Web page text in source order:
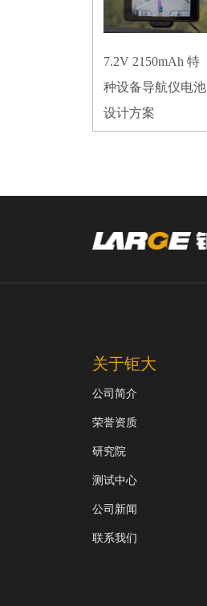
7.2V 2150mAh 特
种设备导航仪电池
设计方案
关于钜大
公司简介
荣誉资质
研究院
测试中心
公司新闻
联系我们